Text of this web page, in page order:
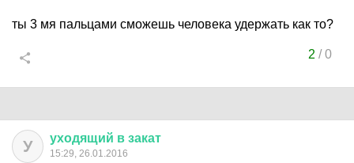
ты 3 мя пальцами сможешь человека удержать как то?
2 /0
У уходящий в закат
15:29, 26.01.2016